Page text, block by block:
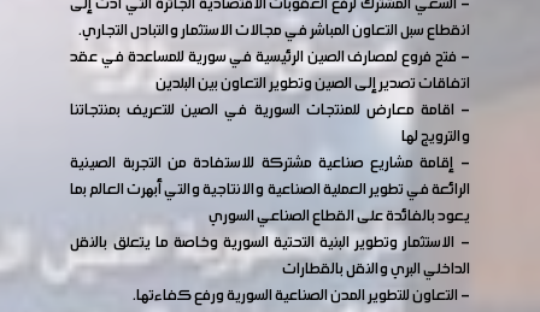
انقطاع سبل التعاون المباشر في مجالات الاستثمار والتبادل التجاري.
- فتح فروع لمصارف الصين الرئيسية في سورية للمساعدة في عقد
اتفاقات تصدير إلى الصين وتطوير التعاون بين البلدين
- اقامة معارض للمنتجات السورية في الصين للتعريف بمنتجاتنا
والترويج لها
- إقامة مشاريع صناعية مشتركة للاستفادة من التجربة الصينية
الرائعة في تطوير العملية الصناعية والانتاجية والتي أبهرت العالم بما
يعود بالفائدة على القطاع الصناعي السوري
- الاستثمار وتطوير البنية التحتية السورية وخاصة ما يتعلق بالنقل
الداخلي البري والنقل بالقطارات
- التعاون للتطوير المدن الصناعية السورية ورفع كفاءتها.